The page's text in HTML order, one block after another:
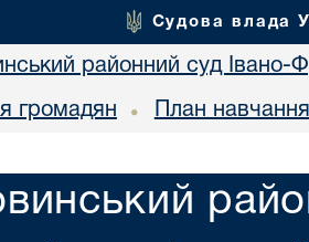
Судова влада
районний суд Івано-
громадян • План навчання